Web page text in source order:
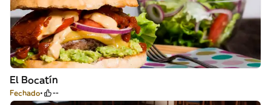
El Bocatín
Fechado --